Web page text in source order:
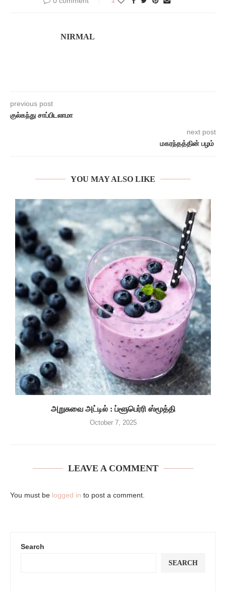
NIRMAL
previous post
குல்கந்து சாப்பிடலாமா
next post
மகரந்தத்தின் பழம்
YOU MAY ALSO LIKE
அறுசுவை அட்டில் : ப்ளூபெர்ரி ஸ்மூத்தி
October 7, 2025
LEAVE A COMMENT
You must be logged in to post a comment.
Search
SEARCH